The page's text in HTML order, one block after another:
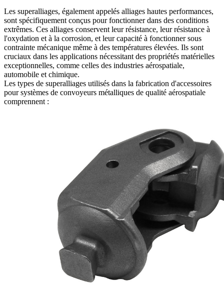
Les superalliages, également appelés alliages hautes performances,
sont spécifiquement conçus pour fonctionner dans des conditions
extrêmes. Ces alliages conservent leur résistance, leur résistance à
l'oxydation et à la corrosion, et leur capacité à fonctionner sous
contrainte mécanique même à des températures élevées. Ils sont
cruciaux dans les applications nécessitant des propriétés matérielles
exceptionnelles, comme celles des industries aérospatiale,
automobile et chimique.
Les types de superalliages utilisés dans la fabrication d'accessoires
pour systèmes de convoyeurs métalliques de qualité aérospatiale
comprennent :